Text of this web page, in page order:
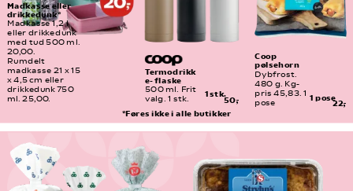
Madkasse eller
drikkedunk*
Madkasse 1,2 l
eller drikkedunk
med tud 500 ml.
20,00.
Rumdelt
madkasse 21 x 15
x 4,5 cm eller
drikkedunk 750
ml. 25,00.
1 stk.
50,-
Termodrikk
e- flaske
500 ml. Frit
valg. 1 stk.
*Føres ikke i alle butikker
1 pose
22,-
Coop
pølsehorn
Dybfrost.
480 g. Kg-
pris 45,83. 1
pose